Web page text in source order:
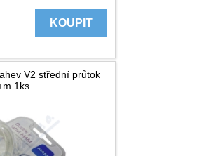
KOUPIT
V2 střední průtok
1ks